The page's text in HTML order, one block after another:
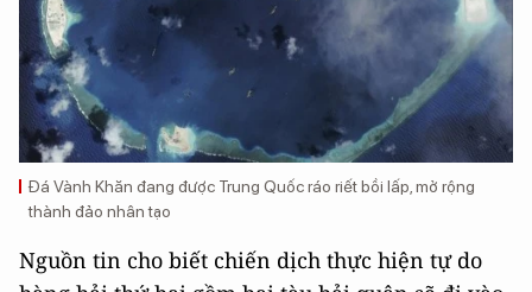
Đá Vành Khăn đang được Trung Quốc ráo riết bồi lấp, mở rộng
thành đảo nhân tạo
Nguồn tin cho biết chiến dịch thực hiện tự do